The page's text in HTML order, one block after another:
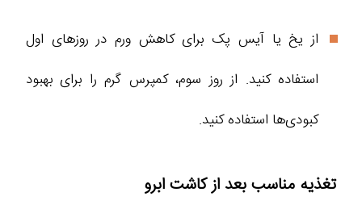
از یخ یا آیس پک برای کاهش ورم در روزهای اول
استفاده کنید. از روز سوم، کمپرس گرم را برای بهبود
کبودی‌ها استفاده کنید.
تغذیه مناسب بعد از کاشت ابرو